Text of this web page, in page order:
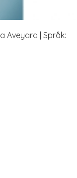
Aveyard | Språk: